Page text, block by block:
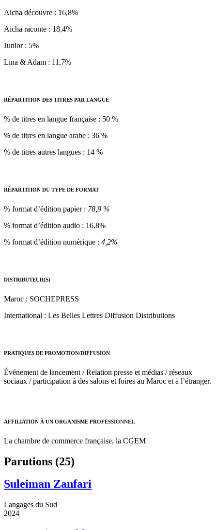
Aicha découvre : 16,8%
Aicha raconte : 18,4%
Junior : 5%
Lina & Adam : 11,7%
RÉPARTITION DES TITRES PAR LANGUE
% de titres en langue française : 50 %
% de titres en langue arabe : 36 %
% de titres autres langues : 14 %
RÉPARTITION DU TYPE DE FORMAT
% format d’édition papier : 78,9 %
% format d’édition audio : 16,8%
% format d’édition numérique : 4,2%
DISTRIBUTEUR(S)
Maroc : SOCHEPRESS
International : Les Belles Lettres Diffusion Distributions
PRATIQUES DE PROMOTION/DIFFUSION
Événement de lancement / Relation presse et médias / réseaux
sociaux / participation à des salons et foires au Maroc et à l’étranger.
AFFILIATION À UN ORGANISME PROFESSIONNEL
La chambre de commerce française, la CGEM
Parutions (25)
Suleiman Zanfari
Langages du Sud
2024